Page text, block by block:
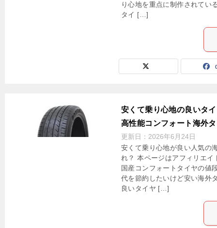
り心地を重点に制作されてい
タイ […]
安くて乗り心地の良いタ
高性能コンフォート海外
更新日： 2026年6月24日
安くて乗り心地が良い人気の
れ？ 本ページはアフィリエ
国産コンフォートタイヤの値
代を節約したいけど安い海外
良いタイヤ […]